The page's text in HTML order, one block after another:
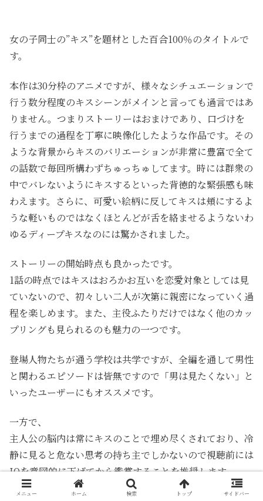
女の子同士の”キス”を題材とした百合100％のタイトルで
す。
本作は30分枠のアニメですが、様々なシチュエーションで
行う数分程度のキスシーンがメインと言っても過言ではあ
りません。つまりストーリーはおまけであり、口づけを
行うまでの過程を丁寧に映像化したような作品です。その
ような背景からキスのバリエーションが非常に豊富で全て
の話数で毎回所構わずちゅっちゅしてます。時には群衆の
中でバレないようにキスするといった背徳的な緊張感も味
わえます。さらに、可愛い絵柄に反してキスは頬にするよ
うな軽いものではなくほとんどが舌を絡ませるようないわ
ゆるディープキスなのには驚かされました。
ストーリーの開始時点も良かったです。
1話の時点ではキスはおろかお互いを恋愛対象としては見
ていないので、初々しい二人が次第に親密になっていく過
程を楽しめます。また、主役ふたりだけではなく他のカッ
プリングも見られるのも魅力の一つです。
登場人物たちが通う学校は共学ですが、全編を通して男性
と関わるエピソードは皆無ですので「男は見たくない」と
いったユーザーにもオススメです。
一方で、
主人公の脳内は常にキスのことで埋め尽くされており、冷
静に見ると危ない思考の持ち主でしかないので視聴前には
IQを意図的に下げてから鑑賞することを推奨します。
メニュー ホーム 検索 トップ サイドバー